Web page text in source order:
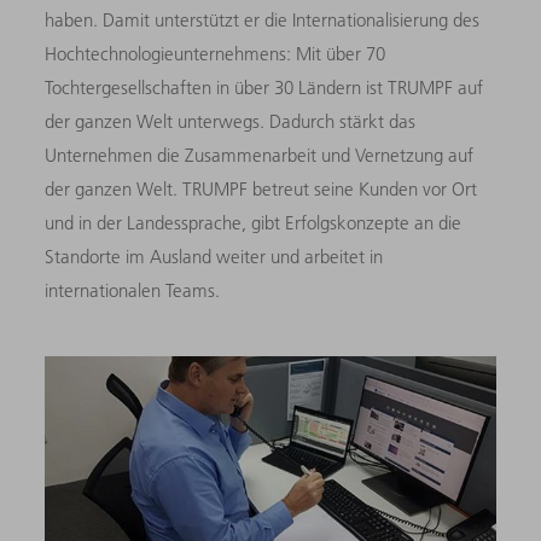
haben. Damit unterstützt er die Internationalisierung des
Hochtechnologieunternehmens: Mit über 70
Tochtergesellschaften in über 30 Ländern ist TRUMPF auf
der ganzen Welt unterwegs. Dadurch stärkt das
Unternehmen die Zusammenarbeit und Vernetzung auf
der ganzen Welt. TRUMPF betreut seine Kunden vor Ort
und in der Landessprache, gibt Erfolgskonzepte an die
Standorte im Ausland weiter und arbeitet in
internationalen Teams.